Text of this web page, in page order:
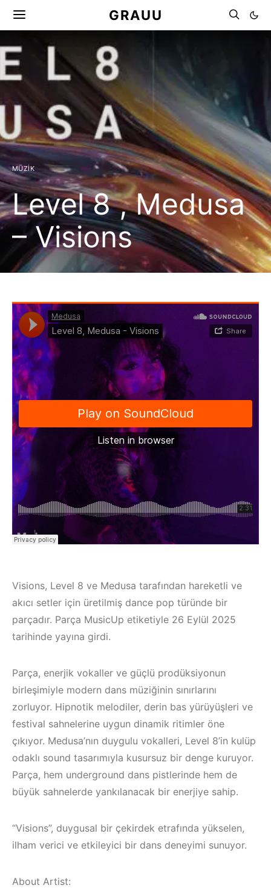
/ Çeşme /
/ Akyaka /
/
Müzik
2023
Çeşme /
Elektronik Müzik
Mekanları 2022 –
Downtempo)
GRAUU
MÜZIK
Level 8 , Medusa
– Visions
Visions, Level 8 ve Medusa tarafından hareketli ve
akıcı setler için üretilmiş dance pop türünde bir
parçadır. Parça MusicUp etiketiyle 26 Eylül 2025
tarihinde yayına girdi.
Parça, enerjik vokaller ve güçlü prodüksiyonun
birleşimiyle modern dans müziğinin sınırlarını
zorluyor. Hipnotik melodiler, derin bas yürüyüşleri ve
festival sahnelerine uygun dinamik ritimler öne
çıkıyor. Medusa’nın duygulu vokalleri, Level 8’in kulüp
odaklı sound tasarımıyla kusursuz bir denge kuruyor.
Parça, hem underground dans pistlerinde hem de
büyük sahnelerde yankılanacak bir enerjiye sahip.
“Visions”, duygusal bir çekirdek etrafında yükselen,
ilham verici ve etkileyici bir dans deneyimi sunuyor.
About Artist: